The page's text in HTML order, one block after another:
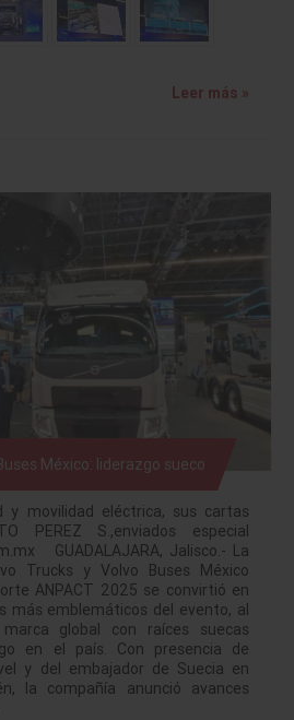
Leer más »
México: liderazgo sueco
y movilidad eléctrica, sus cartas
PEREZ S.,enviados especial
GUADALAJARA, Jalisco.- La
Trucks y Volvo Buses México
ANPACT 2025 se convirtió en
más emblemáticos del evento, al
global con raíces suecas
en el país. Con presencia de
y del embajador de Suecia en
la compañía anunció avances